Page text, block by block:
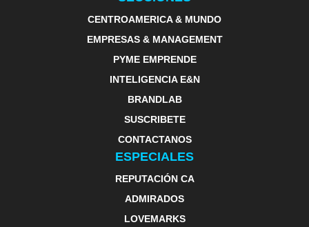
CENTROAMERICA & MUNDO
EMPRESAS & MANAGEMENT
PYME EMPRENDE
INTELIGENCIA E&N
BRANDLAB
SUSCRIBETE
CONTACTANOS
ESPECIALES
REPUTACIÓN CA
ADMIRADOS
LOVEMARKS